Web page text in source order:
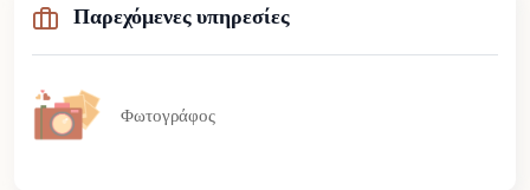
Παρεχόμενες υπηρεσίες
Φωτογράφος